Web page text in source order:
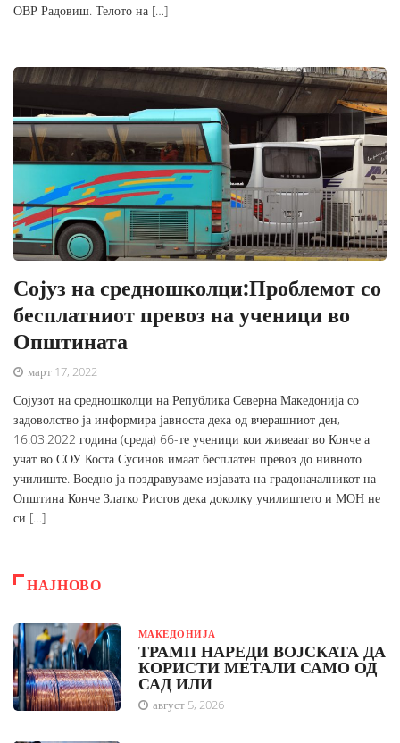
ОВР Радовиш. Телото на […]
Сојуз на средношколци:Проблемот со
бесплатниот превоз на ученици во
Општината
март 17, 2022
Сојузот на средношколци на Република Северна Македонија со
задоволство ја информира јавноста дека од вчерашниот ден,
16.03.2022 година (среда) 66-те ученици кои живеаат во Конче а
учат во СОУ Коста Сусинов имаат бесплатен превоз до нивното
училиште. Воедно ја поздравуваме изјавата на градоначалникот на
Општина Конче Златко Ристов дека доколку училиштето и МОН не
си […]
НАЈНОВО
МАКЕДОНИЈА
ТРАМП НАРЕДИ ВОЈСКАТА ДА
КОРИСТИ МЕТАЛИ САМО ОД
САД ИЛИ
август 5, 2026